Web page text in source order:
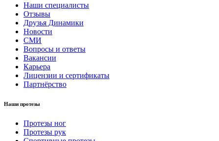
Наши специалисты
Отзывы
Друзья Динамики
Новости
СМИ
Вопросы и ответы
Вакансии
Карьера
Лицензии и сертификаты
Партнёрство
Наши протезы
Протезы ног
Протезы рук